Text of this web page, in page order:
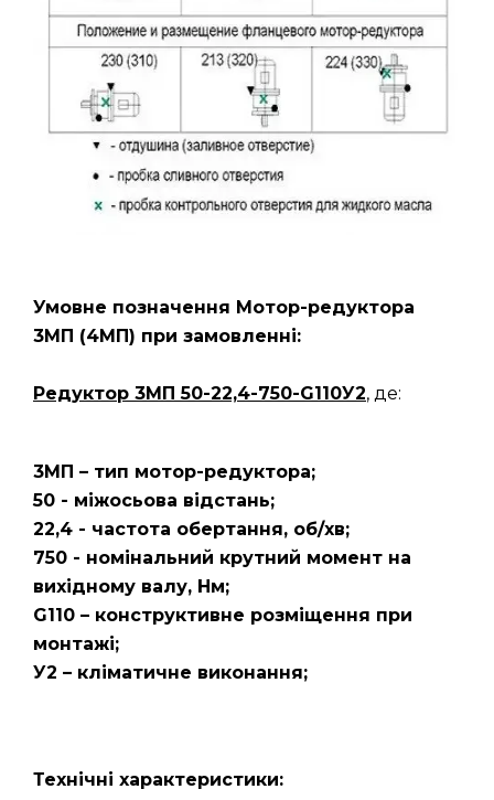
Умовне позначення Мотор-редуктора
3МП (4МП) при замовленні:
Редуктор 3МП 50-22,4-750-G110У2, де:
3МП – тип мотор-редуктора;
50 - міжосьова відстань;
22,4 - частота обертання, об/хв;
750 - номінальний крутний момент на
вихідному валу, Нм;
G110 – конструктивне розміщення при
монтажі;
У2 – кліматичне виконання;
Технічні характеристики: